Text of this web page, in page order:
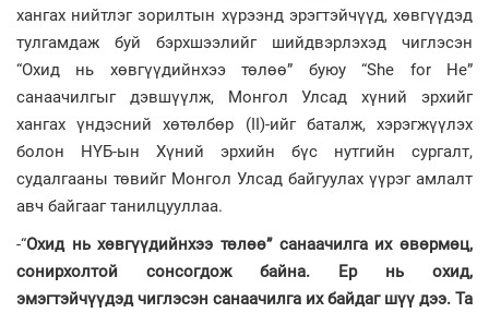
хангах нийтлэг зорилтын хүрээнд эрэгтэйчүүд, хөвгүүдэд
тулгамдаж буй бэрхшээлийг шийдвэрлэхэд чиглэсэн
“Охид нь хөвгүүдийнхээ төлөө” буюу “She for He”
санаачилгыг дэвшүүлж, Монгол Улсад хүний эрхийг
хангах үндэсний хөтөлбөр (II)-ийг баталж, хэрэгжүүлэх
болон НҮБ-ын Хүний эрхийн бүс нутгийн сургалт,
судалгааны төвийг Монгол Улсад байгуулах үүрэг амлалт
авч байгааг танилцууллаа.
-“Охид нь хөвгүүдийнхээ төлөө” санаачилга их өвөрмөц,
сонирхолтой сонсогдож байна. Ер нь охид,
эмэгтэйчүүдэд чиглэсэн санаачилга их байдаг шүү дээ. Та